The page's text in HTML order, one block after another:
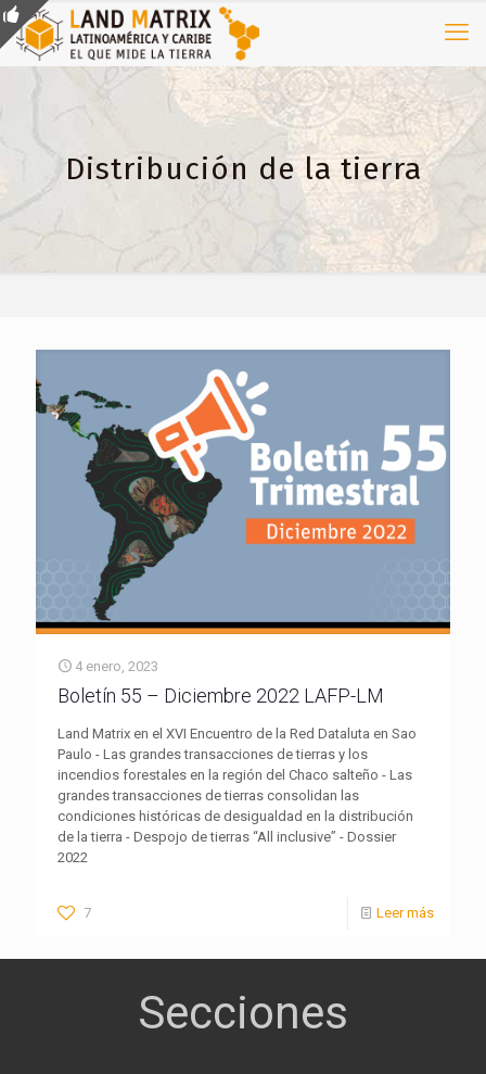
Distribución de la tierra
4 enero, 2023
Boletín 55 – Diciembre 2022 LAFP-LM
Land Matrix en el XVI Encuentro de la Red Dataluta en Sao
Paulo - Las grandes transacciones de tierras y los
incendios forestales en la región del Chaco salteño - Las
grandes transacciones de tierras consolidan las
condiciones históricas de desigualdad en la distribución
de la tierra - Despojo de tierras “All inclusive” - Dossier
2022
7 Leer más